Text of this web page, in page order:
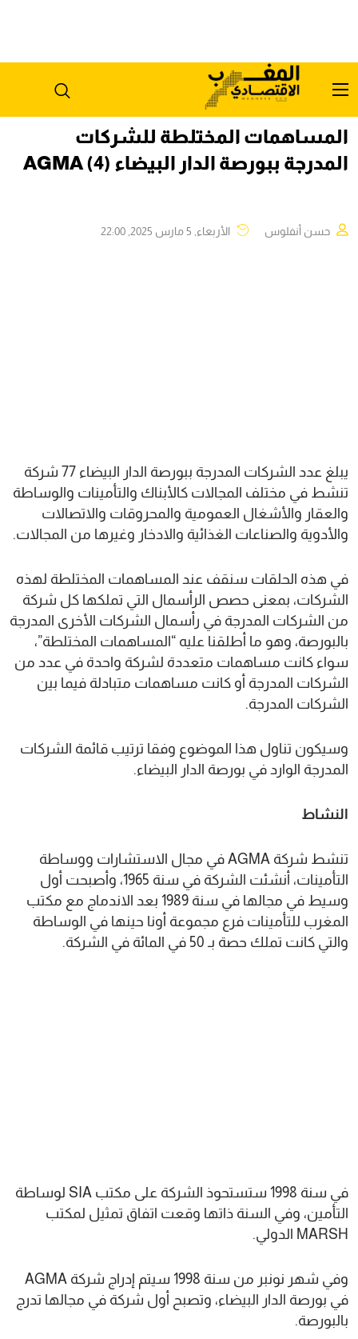
المساهمات المختلطة للشركات
المدرجة ببورصة الدار البيضاء (4) AGMA
حسن أنفلوس الأربعاء, 5 مارس 2025, 22:00
يبلغ عدد الشركات المدرجة ببورصة الدار البيضاء 77 شركة
تنشط في مختلف المجالات كالأبناك والتأمينات والوساطة
والعقار والأشغال العمومية والمحروقات والاتصالات
والأدوية والصناعات الغذائية والادخار وغيرها من المجالات.
في هذه الحلقات سنقف عند المساهمات المختلطة لهذه
الشركات، بمعنى حصص الرأسمال التي تملكها كل شركة
من الشركات المدرجة في رأسمال الشركات الأخرى المدرجة
بالبورصة، وهو ما أطلقنا عليه “المساهمات المختلطة”،
سواء كانت مساهمات متعددة لشركة واحدة في عدد من
الشركات المدرجة أو كانت مساهمات متبادلة فيما بين
الشركات المدرجة.
وسيكون تناول هذا الموضوع وفقا ترتيب قائمة الشركات
المدرجة الوارد في بورصة الدار البيضاء.
النشاط
تنشط شركة AGMA في مجال الاستشارات ووساطة
التأمينات، أنشئت الشركة في سنة 1965، وأصبحت أول
وسيط في مجالها في سنة 1989 بعد الاندماج مع مكتب
المغرب للتأمينات فرع مجموعة أونا حينها في الوساطة
والتي كانت تملك حصة بـ 50 في المائة في الشركة.
في سنة 1998 ستستحوذ الشركة على مكتب SIA لوساطة
التأمين، وفي السنة ذاتها وقعت اتفاق تمثيل لمكتب
MARSH الدولي.
وفي شهر نونبر من سنة 1998 سيتم إدراج شركة AGMA
في بورصة الدار البيضاء، وتصبح أول شركة في مجالها تدرج
بالبورصة.